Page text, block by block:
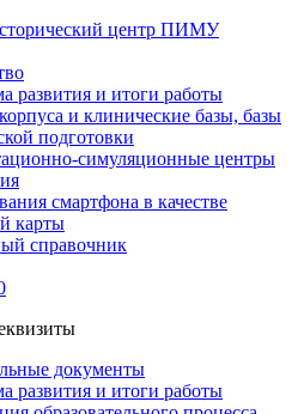
центр ПИМУ
развития и итоги работы
и клинические базы, базы
подготовки
симуляционные центры
смартфона в качестве
карты
справочник
документы
развития и итоги работы